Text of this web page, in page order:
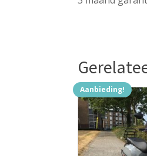
Aanbieding!